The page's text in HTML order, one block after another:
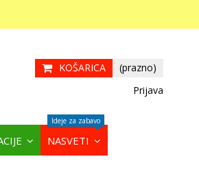
KOŠARICA
(prazno)
Prijava
NASVETI
Ideje za zabavo